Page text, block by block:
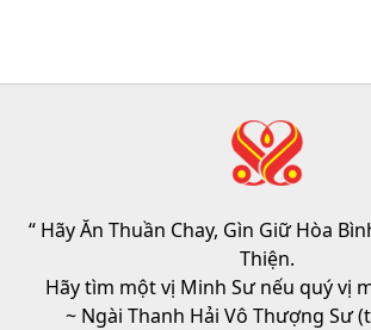
25:38
“Fast Charge” Is
Whenever
to Feel Too
Tin Đáng Chú Ý 2026-08-
“ Hãy Ăn Thuần Chay, Gìn Giữ Hòa
Thiện.
Hãy tìm một vị Minh Sư nếu quý vị
~ Ngài Thanh Hải Vô Thượng Sư